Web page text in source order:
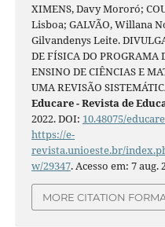
XIMENS, Davy Mororó;
Lisboa; GALVÃO, Willana
Gilvandenys Leite.
DE FÍSICA DO PROGRAMA
ENSINO DE CIÊNCIAS E
UMA REVISÃO
Educare - Revista de
2022. DOI: 10.48075/
https://e-
revista.unioeste.br/
w/29347. Acesso em: 7 aug.
MORE CITATION